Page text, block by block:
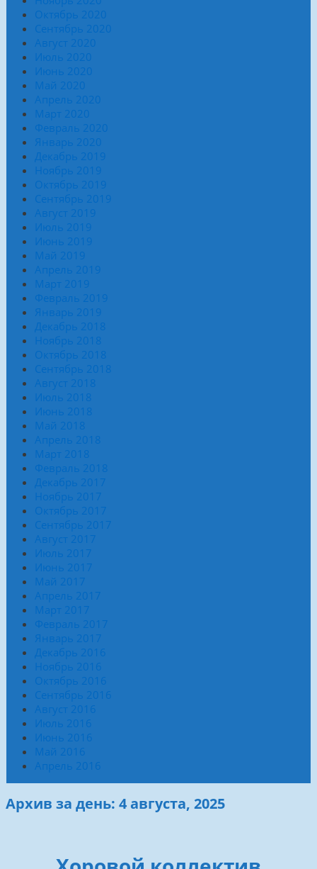
Октябрь 2020
Сентябрь 2020
Август 2020
Июль 2020
Июнь 2020
Май 2020
Апрель 2020
Март 2020
Февраль 2020
Январь 2020
Декабрь 2019
Ноябрь 2019
Октябрь 2019
Сентябрь 2019
Август 2019
Июль 2019
Июнь 2019
Май 2019
Апрель 2019
Март 2019
Февраль 2019
Январь 2019
Декабрь 2018
Ноябрь 2018
Октябрь 2018
Сентябрь 2018
Август 2018
Июль 2018
Июнь 2018
Май 2018
Апрель 2018
Март 2018
Февраль 2018
Декабрь 2017
Ноябрь 2017
Октябрь 2017
Сентябрь 2017
Август 2017
Июль 2017
Июнь 2017
Май 2017
Апрель 2017
Март 2017
Февраль 2017
Январь 2017
Декабрь 2016
Ноябрь 2016
Октябрь 2016
Сентябрь 2016
Август 2016
Июль 2016
Июнь 2016
Май 2016
Апрель 2016
Архив за день: 4 августа, 2025